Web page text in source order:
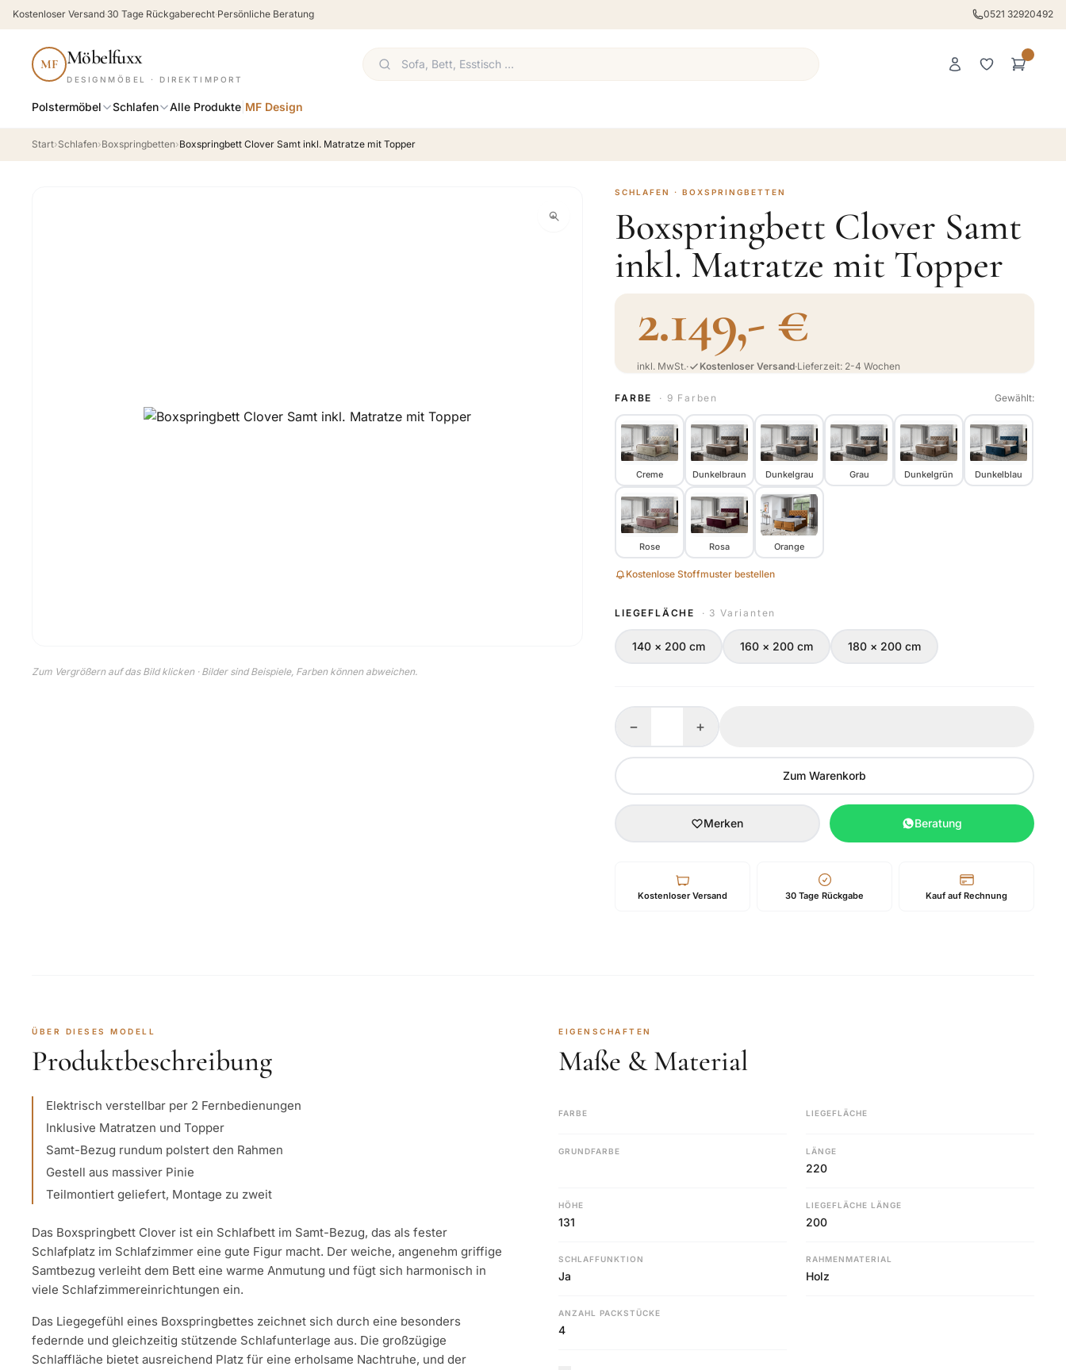
Kostenloser Versand·30 Tage Rückgaberecht·Persönliche Beratung 0521 32920492
MF Möbelfuxx
DESIGNMÖBEL · DIREKTIMPORT
Polstermöbel Schlafen Alle Produkte MF Design
Start›Schlafen›Boxspringbetten›Boxspringbett Clover Samt inkl. Matratze mit Topper
Zum Vergrößern auf das Bild klicken · Bilder sind Beispiele, Farben können abweichen.
SCHLAFEN · BOXSPRINGBETTEN
Boxspringbett Clover Samt
inkl. Matratze mit Topper
2.149,- €
inkl. MwSt.· Kostenloser Versand·Lieferzeit: 2-4 Wochen
FARBE · 9 Farben Gewählt:
Creme Dunkelbraun Dunkelgrau Grau Dunkelgrün Dunkelblau
Rose Rosa Orange
Kostenlose Stoffmuster bestellen
LIEGEFLÄCHE · 3 Varianten
140 × 200 cm 160 × 200 cm 180 × 200 cm
− +
Zum Warenkorb
Merken Beratung
Kostenloser Versand 30 Tage Rückgabe Kauf auf Rechnung
ÜBER DIESES MODELL
Produktbeschreibung
Elektrisch verstellbar per 2 Fernbedienungen
Inklusive Matratzen und Topper
Samt-Bezug rundum polstert den Rahmen
Gestell aus massiver Pinie
Teilmontiert geliefert, Montage zu zweit
Das Boxspringbett Clover ist ein Schlafbett im Samt-Bezug, das als fester
Schlafplatz im Schlafzimmer eine gute Figur macht. Der weiche, angenehm griffige
Samtbezug verleiht dem Bett eine warme Anmutung und fügt sich harmonisch in
viele Schlafzimmereinrichtungen ein.
Das Liegegefühl eines Boxspringbettes zeichnet sich durch eine besonders
federnde und gleichzeitig stützende Schlafunterlage aus. Die großzügige
Schlaffläche bietet ausreichend Platz für eine erholsame Nachtruhe, und der
EIGENSCHAFTEN
Maße & Material
FARBE LIEGEFLÄCHE
GRUNDFARBE LÄNGE
220
HÖHE
131
LIEGEFLÄCHE LÄNGE
200
SCHLAFFUNKTION
Ja
RAHMENMATERIAL
Holz
ANZAHL PACKSTÜCKE
4